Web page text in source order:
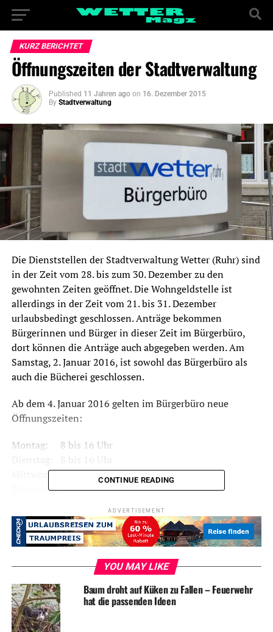
KURZ BERICHTET
Öffnungszeiten der Stadtverwaltung
Published 11 Jahren ago on 16. Dezember 2015
By Stadtverwaltung
Die Dienststellen der Stadtverwaltung Wetter (Ruhr) sind
in der Zeit vom 28. bis zum 30. Dezember zu den
gewohnten Zeiten geöffnet. Die Wohngeldstelle ist
allerdings in der Zeit vom 21. bis 31. Dezember
urlaubsbedingt geschlossen. Anträge bekommen
Bürgerinnen und Bürger in dieser Zeit im Bürgerbüro,
dort können die Anträge auch abgegeben werden. Am
Samstag, 2. Januar 2016, ist sowohl das Bürgerbüro als
auch die Bücherei geschlossen.
Ab dem 4. Januar 2016 gelten im Bürgerbüro neue
Öffnungszeiten:
Montag: 8 bis 16 Uhr
Mittwoch; 8 bis 12.30 Uhr
Donnerstag: 8 bis 13 Uhr und 14 bis 18 Uhr
Samstag: 9 bis 11 Uhr
Symbofoto / Archiv
CONTINUE READING
ADVERTISEMENT
YOU MAY LIKE
Baum droht auf Küken zu Fallen – Feuerwehr
hat die passenden Ideen